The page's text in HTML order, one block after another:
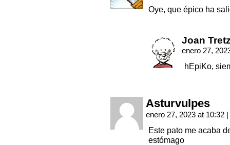
Oye, que épico ha
Joan
enero 27,
hEpiKo,
Asturvulpes
enero 27, 2023 at 10:32 |
Este pato me acaba
estómago